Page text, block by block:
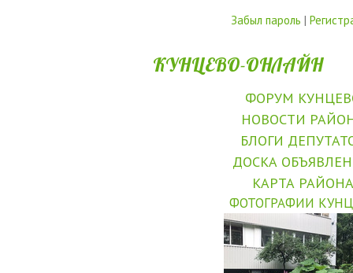
Забыл пароль |
КУНЦЕВО-ОНЛАЙН
ФОРУМ
НОВОСТИ
БЛОГИ
ДОСКА
КАРТА РАЙОНА
ФОТОГРАФИИ